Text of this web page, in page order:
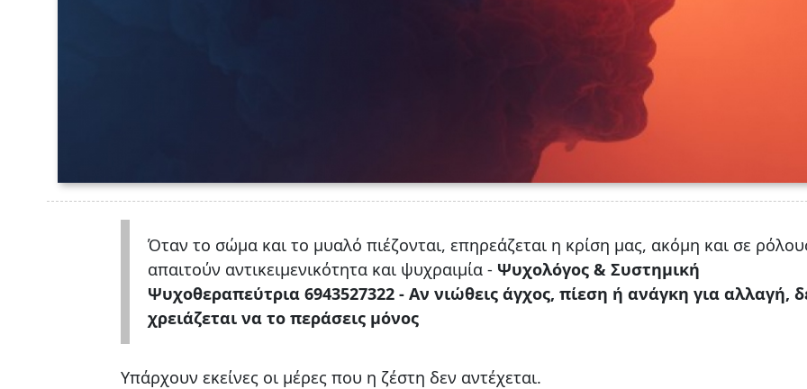
Όταν το σώμα και το μυαλό πιέζονται, επηρεάζεται η κρίση μας, ακόμη και σε
απαιτούν αντικειμενικότητα και ψυχραιμία - Ψυχολόγος & Συστημική
Ψυχοθεραπεύτρια 6943527322 - Αν νιώθεις άγχος, πίεση ή ανάγκη για αλλαγή,
χρειάζεται να το περάσεις μόνος
Υπάρχουν εκείνες οι μέρες που η ζέστη δεν αντέχεται.